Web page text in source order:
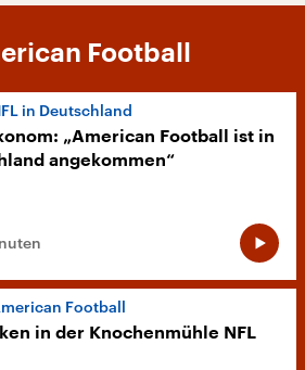
Football
in Deutschland
„American Football ist in
angekommen“
Football
in der Knochenmühle NFL